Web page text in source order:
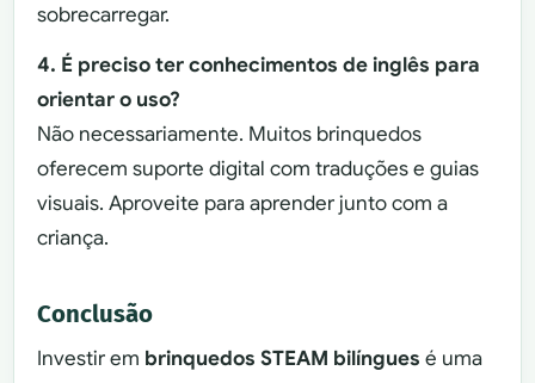
sobrecarregar.
4. É preciso ter conhecimentos de inglês para
orientar o uso?
Não necessariamente. Muitos brinquedos
oferecem suporte digital com traduções e guias
visuais. Aproveite para aprender junto com a
criança.
Conclusão
Investir em brinquedos STEAM bilíngues é uma